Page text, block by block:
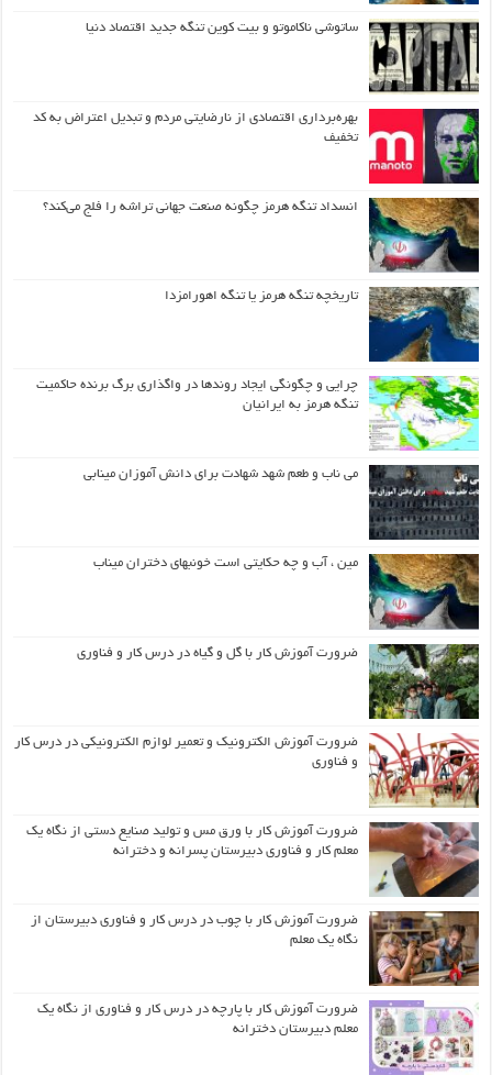
ساتوشی ناکاموتو و بیت کوین تنگه جدید اقتصاد دنیا
بهره‌برداری اقتصادی از نارضایتی مردم و تبدیل اعتراض به کد
تخفیف
انسداد تنگه هرمز چگونه صنعت جهانی تراشه را فلج می‌کند؟
تاریخچه تنگه هرمز یا تنگه اهورامزدا
چرایی و چگونگی ایجاد روندها در واگذاری برگ برنده حاکمیت
تنگه هرمز به ایرانیان
می ناب و طعم شهد شهادت برای دانش آموزان مینابی
مین ، آب و چه حکایتی است خونبهای دختران میناب
ضرورت آموزش کار با گل و گیاه در درس کار و فناوری
ضرورت آموزش الکترونیک و تعمیر لوازم الکترونیکی در درس کار
و فناوری
ضرورت آموزش کار با ورق مس و تولید صنایع دستی از نگاه یک
معلم کار و فناوری دبیرستان پسرانه و دخترانه
ضرورت آموزش کار با چوب در درس کار و فناوری دبیرستان از
نگاه یک معلم
ضرورت آموزش کار با پارچه در درس کار و فناوری از نگاه یک
معلم دبیرستان دخترانه